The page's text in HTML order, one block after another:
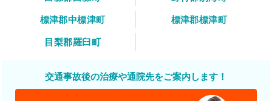
標津郡中標津町
標津郡標津町
目梨郡羅臼町
交通事故後の治療や通院先をご案内します！